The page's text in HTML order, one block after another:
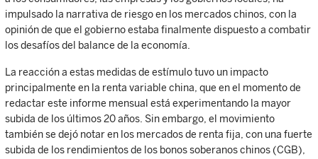
impulsado la narrativa de riesgo en los mercados chinos, con la
opinión de que el gobierno estaba finalmente dispuesto a combatir
los desafíos del balance de la economía.
La reacción a estas medidas de estímulo tuvo un impacto
principalmente en la renta variable china, que en el momento de
redactar este informe mensual está experimentando la mayor
subida de los últimos 20 años. Sin embargo, el movimiento
también se dejó notar en los mercados de renta fija, con una fuerte
subida de los rendimientos de los bonos soberanos chinos (CGB),